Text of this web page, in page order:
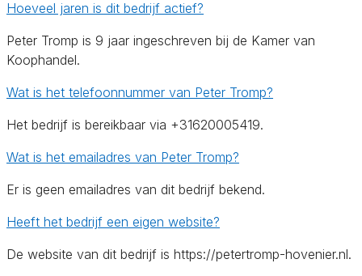
Hoeveel jaren is dit bedrijf actief?
Peter Tromp is 9 jaar ingeschreven bij de Kamer van
Koophandel.
Wat is het telefoonnummer van Peter Tromp?
Het bedrijf is bereikbaar via +31620005419.
Wat is het emailadres van Peter Tromp?
Er is geen emailadres van dit bedrijf bekend.
Heeft het bedrijf een eigen website?
De website van dit bedrijf is https://petertromp-hovenier.nl.